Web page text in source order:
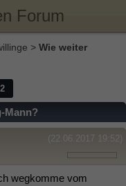
Forum
> Wie weiter
2
Mann?
(22.06.2017 19:52)
wegkomme vom